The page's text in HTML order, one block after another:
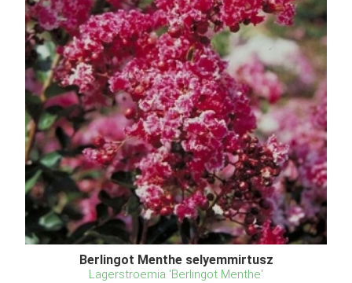
Berlingot Menthe selyemmirtusz
Lagerstroemia 'Berlingot Menthe'